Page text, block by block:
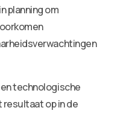
planning om
technologische
op in de